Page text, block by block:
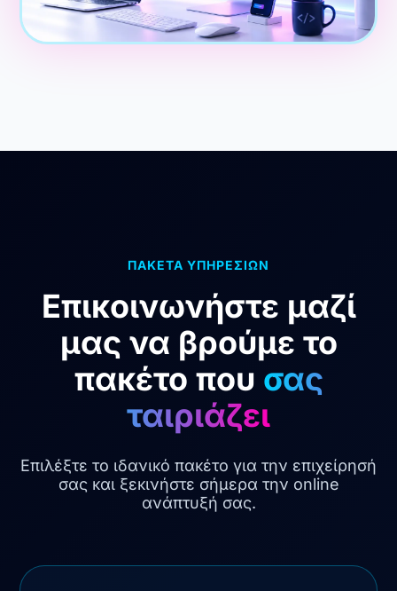
ΠΑΚΕΤΑ ΥΠΗΡΕΣΙΩΝ
Επικοινωνήστε μαζί
μας να βρούμε το
πακέτο που σας
ταιριάζει
Επιλέξτε το ιδανικό πακέτο για την επιχείρησή
σας και ξεκινήστε σήμερα την online
ανάπτυξή σας.